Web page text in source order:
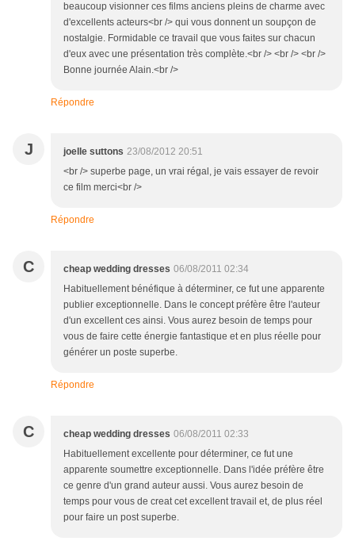
beaucoup visionner ces films anciens pleins de charme avec
d'excellents acteurs<br /> qui vous donnent un soupçon de
nostalgie. Formidable ce travail que vous faites sur chacun
d'eux avec une présentation très complète.<br /> <br /> <br />
Bonne journée Alain.<br />
Répondre
J joelle suttons 23/08/2012 20:51
<br /> superbe page, un vrai régal, je vais essayer de revoir
ce film merci<br />
Répondre
C cheap wedding dresses 06/08/2011 02:34
Habituellement bénéfique à déterminer, ce fut une apparente
publier exceptionnelle. Dans le concept préfère être l'auteur
d'un excellent ces ainsi. Vous aurez besoin de temps pour
vous de faire cette énergie fantastique et en plus réelle pour
générer un poste superbe.
Répondre
C cheap wedding dresses 06/08/2011 02:33
Habituellement excellente pour déterminer, ce fut une
apparente soumettre exceptionnelle. Dans l'idée préfère être
ce genre d'un grand auteur aussi. Vous aurez besoin de
temps pour vous de creat cet excellent travail et, de plus réel
pour faire un post superbe.